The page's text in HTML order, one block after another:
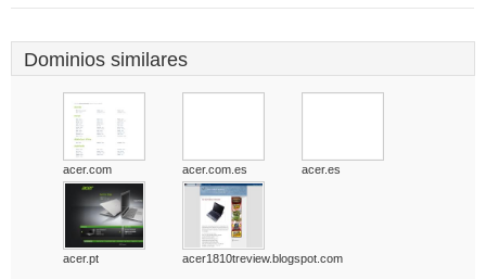
Dominios similares
acer.com acer.com.es acer.es
acer.pt acer1810treview.blogspot.com